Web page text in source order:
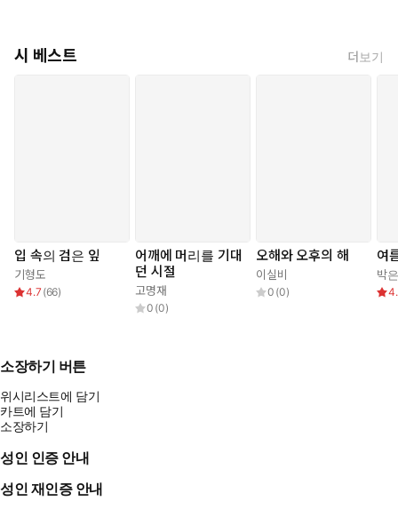
시 베스트 더보기
입 속의 검은 잎
기형도
4.7 (66)
어깨에 머리를 기대
던 시절
고명재
0 (0)
오해와 오후의 해
이실비
0 (0)
여
박
소장하기 버튼
위시리스트에 담기
카트에 담기
소장하기
성인 인증 안내
성인 재인증 안내